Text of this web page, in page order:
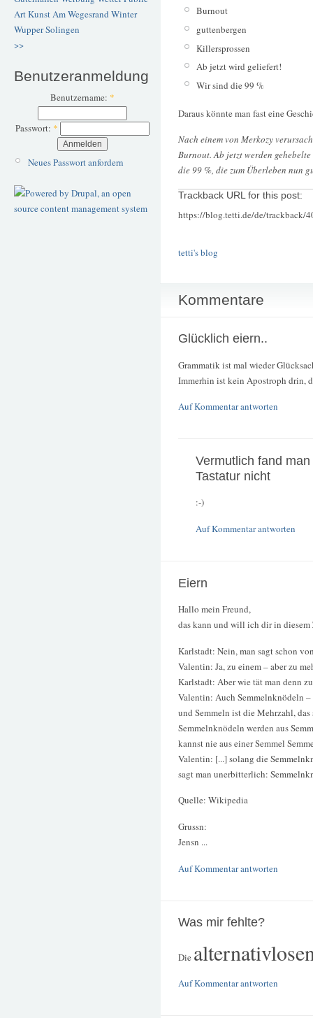
ArtKunstAm Wegesrand Winter
WupperSolingen
>>
Benutzeranmeldung
Benutzername: *
Passwort: *
Neues Passwort anfordern
Burnout
guttenbergen
Killersprossen
Ab jetzt wird geliefert!
Wir sind die 99 %
Daraus könnte man fast eine
Nach einem von Merkozy
Burnout. Ab jetzt werden
die 99 %, die zum Überleben nun
Trackback URL for this post:
https://blog.tetti.de/de/trackback/
tetti's blog
Kommentare
Glücklich eiern..
Grammatik ist mal wieder
Immerhin ist kein Apostroph drin,
Auf Kommentar antworten
Vermutlich fand
Tastatur nicht
:-)
Auf Kommentar antworten
Eiern
Hallo mein Freund,
das kann und will ich dir in
Karlstadt: Nein, man sagt schon
Valentin: Ja, zu einem – aber zu
Karlstadt: Aber wie tät man denn
Valentin: Auch Semmelnknödeln
und Semmeln ist die Mehrzahl,
Semmelnknödeln werden aus
kannst nie aus einer Semmel
Valentin: [...] solang die
sagt man unerbitterlich:
Quelle: Wikipedia
Grussn:
Jensn ...
Auf Kommentar antworten
Was mir fehlte?
Die
Auf Kommentar antworten